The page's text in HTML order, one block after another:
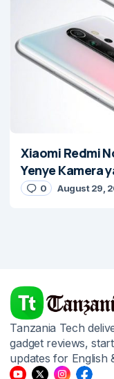
Xiaomi Redmi
Yenye Kamera
0 August 29,
Tanzania Tech
gadget reviews,
updates for English